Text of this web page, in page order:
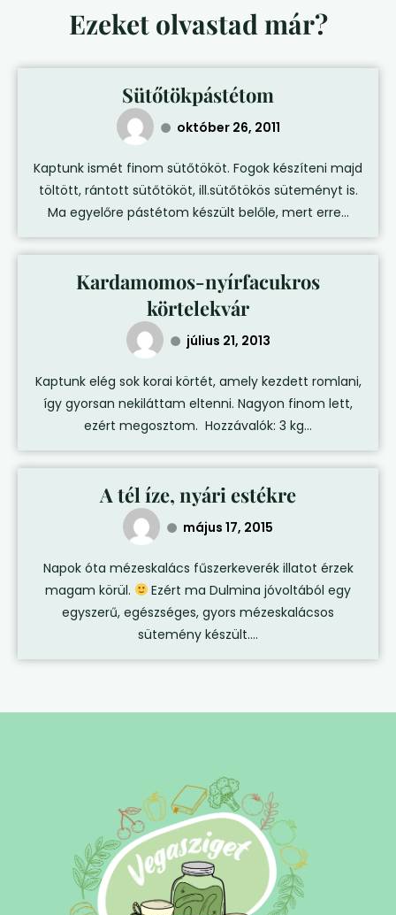
Ezeket olvastad már?
Sütőtökpástétom
október 26, 2011
Kaptunk ismét finom sütőtököt. Fogok készíteni majd
töltött, rántott sütőtököt, ill.sütőtökös süteményt is.
Ma egyelőre pástétom készült belőle, mert erre...
Kardamomos-nyírfacukros
körtelekvár
július 21, 2013
Kaptunk elég sok korai körtét, amely kezdett romlani,
így gyorsan nekiláttam eltenni. Nagyon finom lett,
ezért megosztom. Hozzávalók: 3 kg...
A tél íze, nyári estékre
május 17, 2015
Napok óta mézeskalács fűszerkeverék illatot érzek
magam körül.
Ezért ma Dulmina jóvoltából egy
egyszerű, egészséges, gyors mézeskalácsos
sütemény készült....